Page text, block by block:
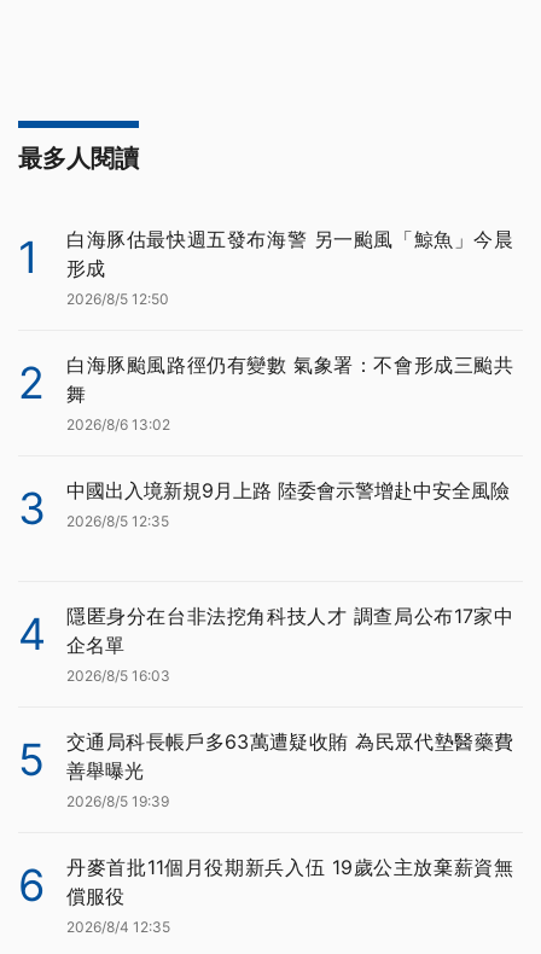
最多人閱讀
1
白海豚估最快週五發布海警 另一颱風「鯨魚」今晨
形成
2026/8/5 12:50
2
白海豚颱風路徑仍有變數 氣象署：不會形成三颱共
舞
2026/8/6 13:02
3 中國出入境新規9月上路 陸委會示警增赴中安全風險
2026/8/5 12:35
4
隱匿身分在台非法挖角科技人才 調查局公布17家中
企名單
2026/8/5 16:03
5
交通局科長帳戶多63萬遭疑收賄 為民眾代墊醫藥費
善舉曝光
2026/8/5 19:39
6
丹麥首批11個月役期新兵入伍 19歲公主放棄薪資無
償服役
2026/8/4 12:35